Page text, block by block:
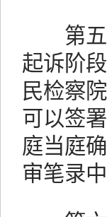
第五
起诉阶
民检察
可以签
庭当庭
审笔录